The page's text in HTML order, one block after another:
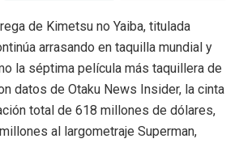
de Kimetsu no Yaiba, titulada
arrasando en taquilla mundial y
la séptima película más taquillera de
datos de Otaku News Insider, la cinta
total de 618 millones de dólares,
al largometraje Superman,